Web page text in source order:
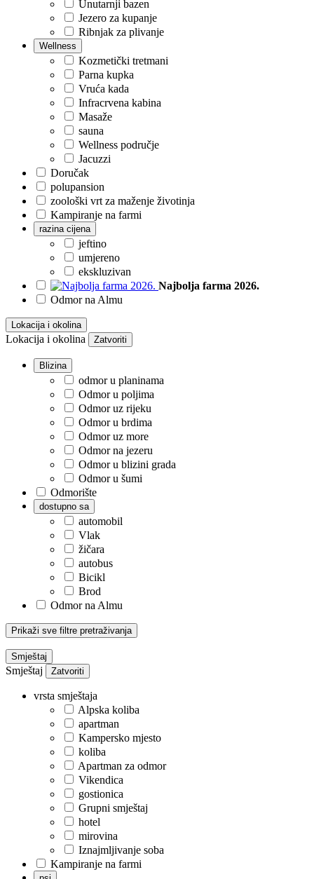
Unutarnji bazen
Jezero za kupanje
Ribnjak za plivanje
Wellness
Kozmetički tretmani
Parna kupka
Vruća kada
Infracrvena kabina
Masaže
sauna
Wellness područje
Jacuzzi
Doručak
polupansion
zoološki vrt za maženje životinja
Kampiranje na farmi
razina cijena
jeftino
umjereno
ekskluzivan
Najbolja farma 2026.
Odmor na Almu
Lokacija i okolina
Lokacija i okolina Zatvoriti
Blizina
odmor u planinama
Odmor u poljima
Odmor uz rijeku
Odmor u brdima
Odmor uz more
Odmor na jezeru
Odmor u blizini grada
Odmor u šumi
Odmorište
dostupno sa
automobil
Vlak
žičara
autobus
Bicikl
Brod
Odmor na Almu
Prikaži sve filtre pretraživanja
Smještaj
Smještaj Zatvoriti
vrsta smještaja
Alpska koliba
apartman
Kampersko mjesto
koliba
Apartman za odmor
Vikendica
gostionica
Grupni smještaj
hotel
mirovina
Iznajmljivanje soba
Kampiranje na farmi